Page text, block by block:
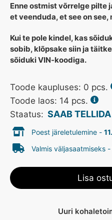
Enne ostmist võrrelge pilte
et veenduda, et see on see,
Kui te pole kindel, kas
sobib, klõpsake siin ja
sõiduki VIN-koodiga.
Toode kaupluses: 0 pcs.
Toode laos: 14 pcs.
Staatus: SAAB TELLIDA
Poest järeletulemine -
Valmis väljasaatmiseks -
Lisa
Uuri